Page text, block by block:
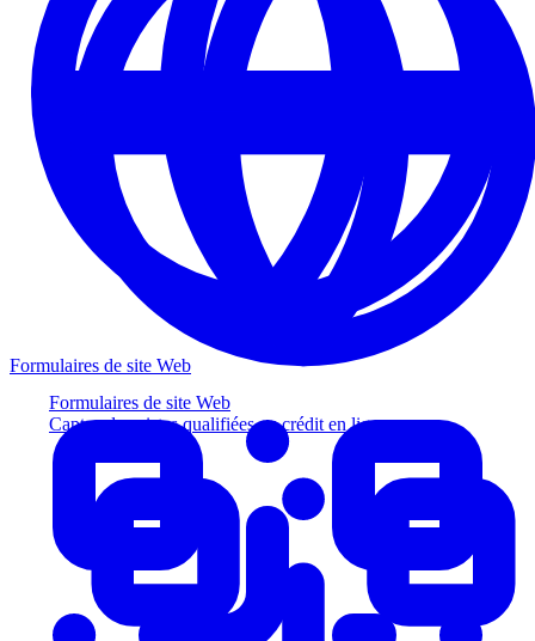
Formulaires de site Web
Captez des pistes qualifiées au crédit en ligne
Formulaires de site Web